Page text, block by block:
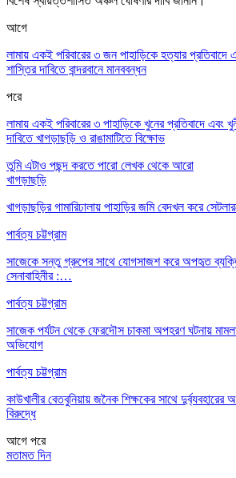
আগে
লামায় একই পরিবারের ৩ জন পাহাড়িকে হত্যার প্রতিবাদে
শাস্তির দাবিতে বান্দরবানে মানববন্ধন
পরে
লামায় একই পরিবারের ৩ পাহাড়িকে খুনের প্রতিবাদে এবং
দাবিতে খাগড়াছড়ি ও রাঙামাটিতে বিক্ষোভ
তুমি এটাও পছন্দ করতে পারো লেখক থেকে আরো
খাগড়াছড়ি
খাগড়াছড়ির গামারিঢালায় পাহাড়ির জমি বেদখল করে
পার্বত্য চট্টগ্রাম
সাজেকে সন্তু গ্রুপের সাথে যোগসাজশ করে অপহৃত
সেনাবাহিনীর :…
পার্বত্য চট্টগ্রাম
সাজেক পর্যটন থেকে ফেরদৌস চাকমা অপহরণ ঘটনায়
অভিযোগ
পার্বত্য চট্টগ্রাম
কাউখালীর বেতবুনিয়ায় জনৈক শিক্ষকের সাথে
বিরুদ্ধে
আগে পরে
মতামত দিন